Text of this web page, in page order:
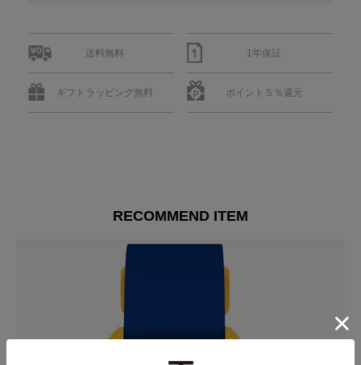
送料無料 1年保証
ギフトラッピング無料 ポイント５％還元
RECOMMEND ITEM